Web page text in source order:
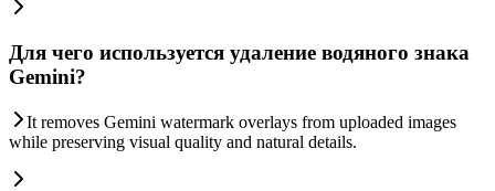
Для чего используется удаление водяного знака
Gemini?
It removes Gemini watermark overlays from uploaded images
while preserving visual quality and natural details.